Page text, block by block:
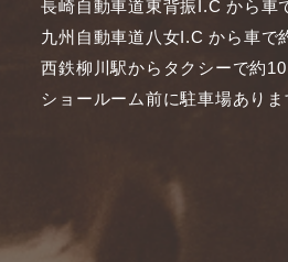
長崎自動車道東背振I.C から車
九州自動車道八女I.C から車で
西鉄柳川駅からタクシーで約10
ショールーム前に駐車場ありま